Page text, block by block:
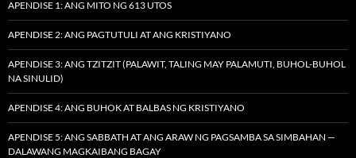
APENDISE 1: ANG MITO NG 613 UTOS
APENDISE 2: ANG PAGTUTULI AT ANG KRISTIYANO
APENDISE 3: ANG TZITZIT (PALAWIT, TALING MAY PALAMUTI, BUHOL-BUHOL
NA SINULID)
APENDISE 4: ANG BUHOK AT BALBAS NG KRISTIYANO
APENDISE 5: ANG SABBATH AT ANG ARAW NG PAGSAMBA SA SIMBAHAN —
DALAWANG MAGKAIBANG BAGAY